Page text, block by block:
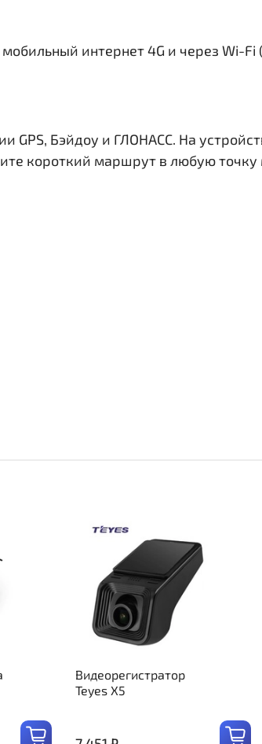
интернет 4G и через Wi-
GPS, Бэйдоу и ГЛОНАСС. На
короткий маршрут в любую точку
Видеорегистратор
Teyes X5